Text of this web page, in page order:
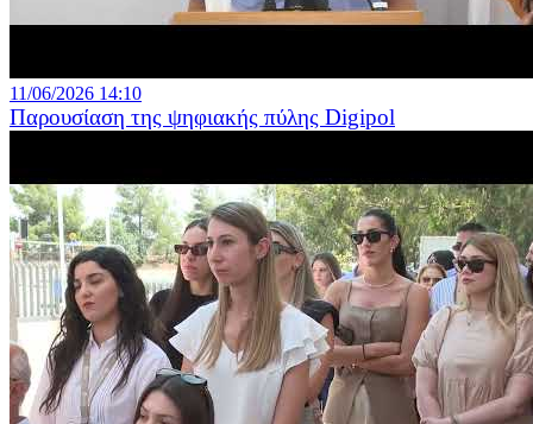
11/06/2026 14:10
Παρουσίαση της ψηφιακής πύλης Digipol